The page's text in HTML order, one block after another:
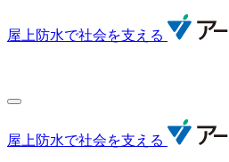
屋上防水で社会を支える
屋上防水で社会を支える